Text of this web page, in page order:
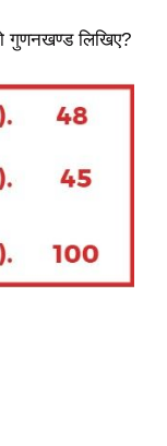
गुणनखण्ड लिखिए?